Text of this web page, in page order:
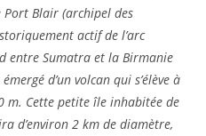
Port Blair (archipel des
actif de l’arc
entre Sumatra et la Birmanie
d’un volcan qui s’élève à
m. Cette petite île inhabitée de
d’environ 2 km de diamètre,